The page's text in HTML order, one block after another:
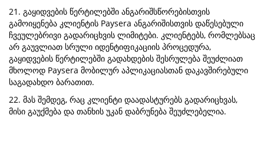
21. გაყიდვების წერტილებში ანგარიშსწორებისთვის
გამოიყენება კლიენტის Paysera ანგარიშისთვის დაწესებული
ჩვეულებრივი გადარიცხვის ლიმიტები. კლიენტებს, რომლებსაც
არ გაუვლიათ სრული იდენტიფიკაციის პროცედურა,
გაყიდვების წერტილებში გადახდების შესრულება შეუძლიათ
მხოლოდ Paysera მობილურ აპლიკაციასთან დაკავშირებული
საგადახდო ბარათით.
22. მას შემდეგ, რაც კლიენტი დაადასტურებს გადარიცხვას,
მისი გაუქმება და თანხის უკან დაბრუნება შეუძლებელია.